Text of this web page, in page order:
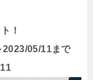
！
05/11まで